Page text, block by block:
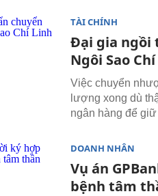
TÀI CHÍNH
Đại gia ngồi
Ngôi Sao
Việc chuyển
lượng xong dù
ngân hàng để giữ
DOANH NHÂN
Vụ án
bệnh tâm